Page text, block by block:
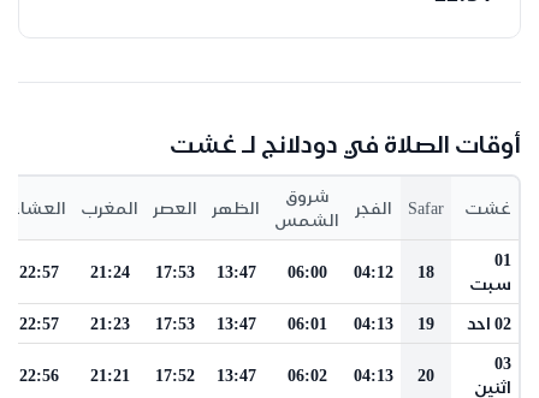
أوقات الصلاة في دودلانج لـ غشت
غشت Safar الفجر
شروق
الشمس
الظهر العصر المغرب العشاء
01
سبت
18
04:12
06:00
13:47
17:53
21:24
22:57
02 احد 19
04:13
06:01
13:47
17:53
21:23
22:57
03
اثنين
20
04:13
06:02
13:47
17:52
21:21
22:56